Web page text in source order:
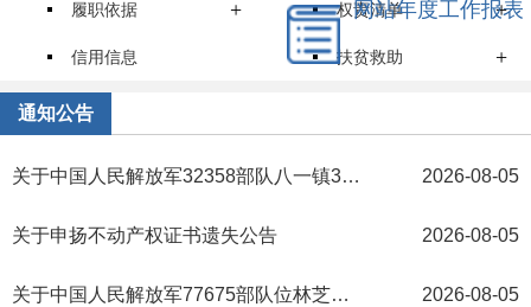
履职依据 + 权责清单 +
信用信息 扶贫救助 +
就业创业
价格和收费
机关简介 +
网站年度工作报表
通知公告
关于中国人民解放军32358部队八一镇3353宗地权属界址确认事宜告知书 2026-08-05
关于申扬不动产权证书遗失公告 2026-08-05
关于中国人民解放军77675部队位林芝镇成藏字第5203L号坐落宗地权属界址确认事宜告知书 2026-08-05